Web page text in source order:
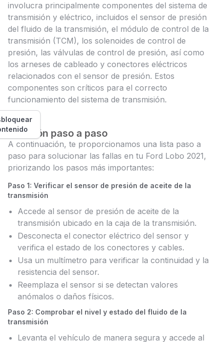
involucra principalmente componentes del sistema de
transmisión y eléctrico, incluidos el sensor de presión
del fluido de la transmisión, el módulo de control de la
transmisión (TCM), los solenoides de control de
presión, las válvulas de control de presión, así como
los arneses de cableado y conectores eléctricos
relacionados con el sensor de presión. Estos
componentes son críticos para el correcto
funcionamiento del sistema de transmisión.
Solución paso a paso
A continuación, te proporcionamos una lista paso a
paso para solucionar las fallas en tu Ford Lobo 2021,
priorizando los pasos más importantes:
Paso 1: Verificar el sensor de presión de aceite de la
transmisión
Accede al sensor de presión de aceite de la
transmisión ubicado en la caja de la transmisión.
Desconecta el conector eléctrico del sensor y
verifica el estado de los conectores y cables.
Usa un multímetro para verificar la continuidad y la
resistencia del sensor.
Reemplaza el sensor si se detectan valores
anómalos o daños físicos.
Paso 2: Comprobar el nivel y estado del fluido de la
transmisión
Levanta el vehículo de manera segura y accede al